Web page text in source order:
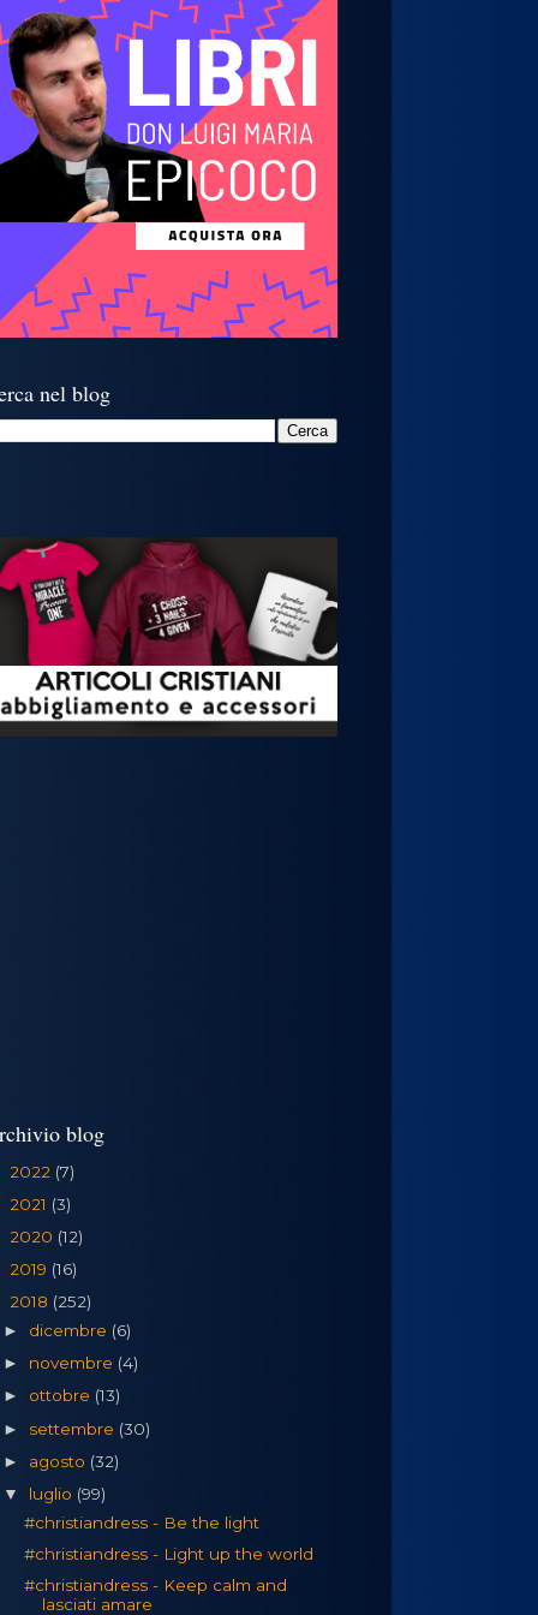
nel blog
blog
2022 (7)
2021 (3)
2020 (12)
2019 (16)
2018 (252)
► dicembre (6)
► novembre (4)
► ottobre (13)
► settembre (30)
► agosto (32)
▼ luglio (99)
#christiandress - Be the light
#christiandress - Light up the world
#christiandress - Keep calm and
lasciati amare